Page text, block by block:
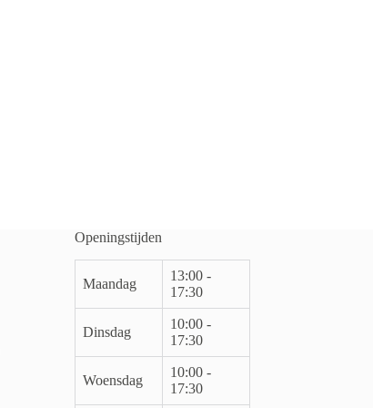
Openingstijden
Maandag
13:00 -
17:30
Dinsdag
10:00 -
17:30
Woensdag
10:00 -
17:30